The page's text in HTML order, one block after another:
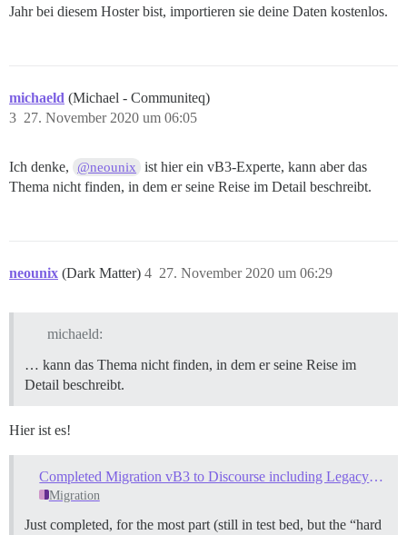
Jahr bei diesem Hoster bist, importieren sie deine Daten kostenlos.
michaeld (Michael - Communiteq)
27. November 2020 um 06:05
3
Ich denke, @neounix
ist hier ein vB3-Experte, kann aber das
Thema nicht finden, in dem er seine Reise im Detail beschreibt.
neounix (Dark Matter) 27. November 2020 um 06:29
4
michaeld:
… kann das Thema nicht finden, in dem er seine Reise im
Detail beschreibt.
Hier ist es!
Completed Migration vB3 to Discourse including Legacy vB3 Thank You to Likes
Migration
Just completed, for the most part (still in test bed, but the “hard